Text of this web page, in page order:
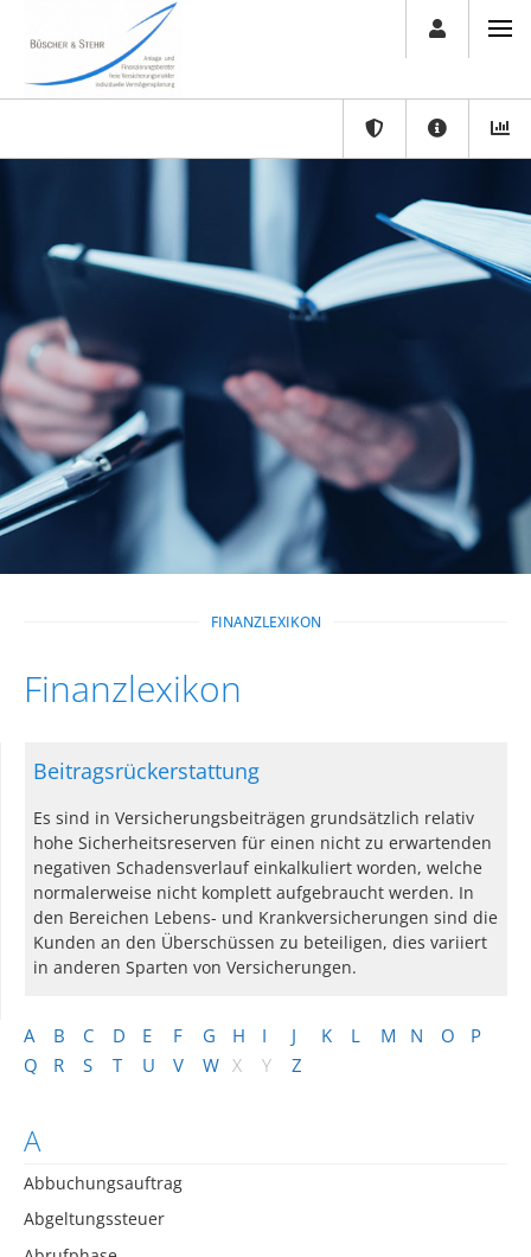
FINANZLEXIKON
Finanzlexikon
A B C D E F G H I J K L M N O
P
Q
R S T U V W X Y Z
A
Abbuchungsauftrag
Abgeltungssteuer
Beitragsrückerstattung
Es sind in Versicherungsbeiträgen grundsätzlich relativ
hohe Sicherheitsreserven für einen nicht zu erwartenden
negativen Schadensverlauf einkalkuliert worden, welche
normalerweise nicht komplett aufgebraucht werden. In
den Bereichen Lebens- und Krankversicherungen sind die
Kunden an den Überschüssen zu beteiligen, dies variiert
in anderen Sparten von Versicherungen.